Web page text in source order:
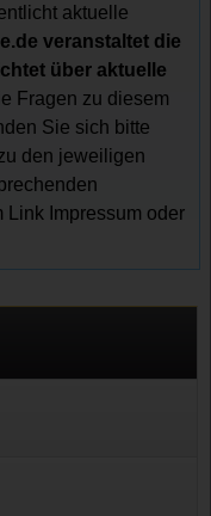
aktuelle
veranstaltet die
über aktuelle
Fragen zu diesem
Sie sich bitte
den jeweiligen
Link Impressum oder